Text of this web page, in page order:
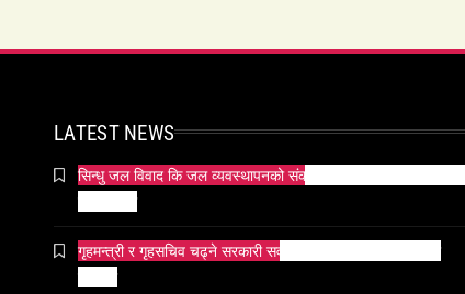
LATEST NEWS
सिन्धु जल विवाद कि जल व्यवस्थापनको संकट? पाकिस्तानको पानी संकटको
गृहमन्त्री र गृहसचिव चढ्ने सरकारी सवारीसाधनबाट समेत कालो सिसा